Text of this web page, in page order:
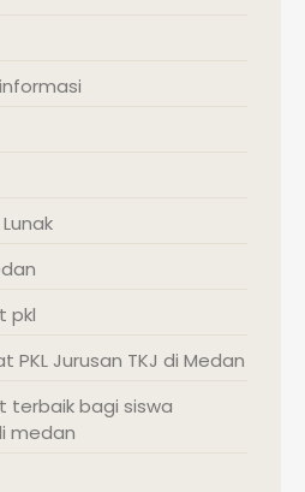
pkl
PKL Jurusan TKJ di Medan
bagi siswa
medan